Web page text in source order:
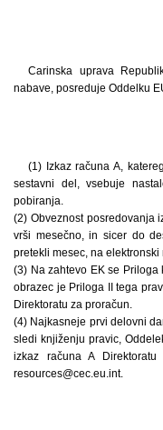
Carinska uprava
nabave, posreduje Oddelku
(1) Izkaz računa A,
sestavni del, vsebuje
pobiranja.
(2) Obveznost posredovanja
vrši mesečno, in sicer do
pretekli mesec, na elektronski
(3) Na zahtevo EK se Priloga
obrazec je Priloga II tega
Direktoratu za proračun.
(4) Najkasneje prvi delovni
sledi knjiženju pravic,
izkaz računa A
resources@cec.eu.int.